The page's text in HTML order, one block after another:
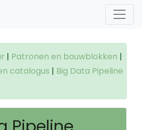
| Patronen en bouwblokken |
catalogus | Big Data Pipeline